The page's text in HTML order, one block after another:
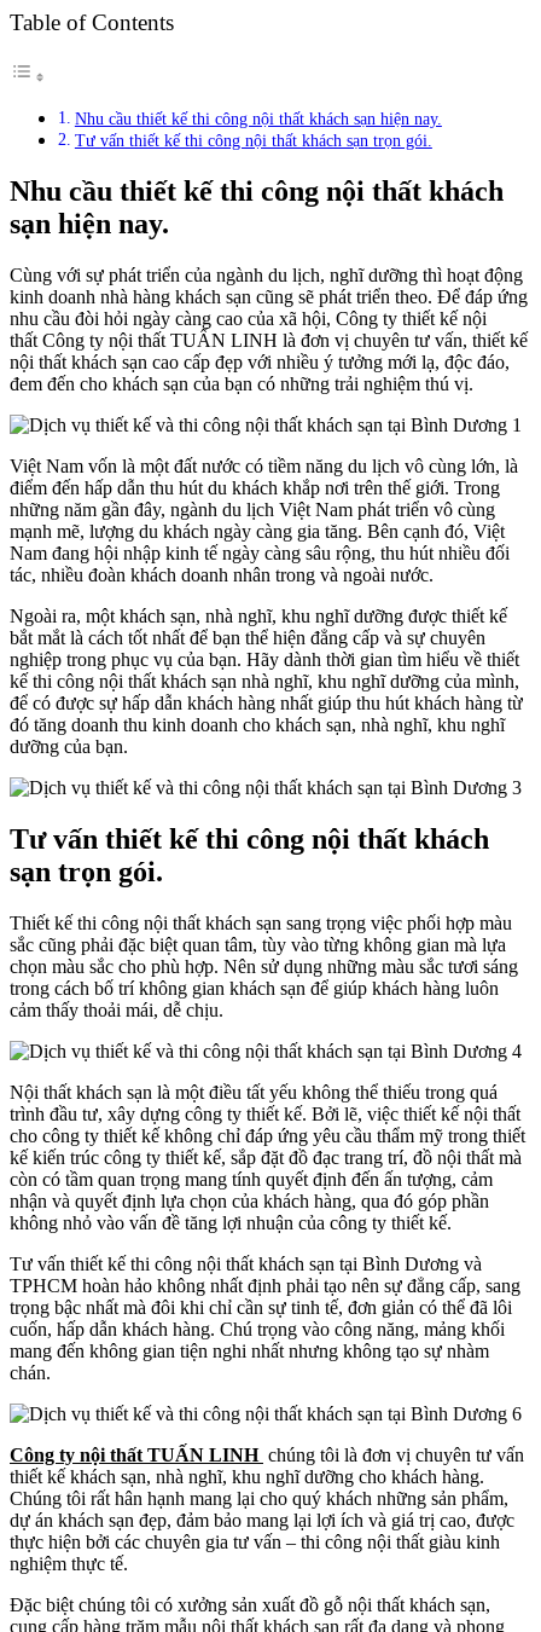
Table of Contents
Nhu cầu thiết kế thi công nội thất khách sạn hiện nay.
Tư vấn thiết kế thi công nội thất khách sạn trọn gói.
Nhu cầu thiết kế thi công nội thất khách
sạn hiện nay.
Cùng với sự phát triển của ngành du lịch, nghĩ dưỡng thì hoạt động
kinh doanh nhà hàng khách sạn cũng sẽ phát triển theo. Để đáp ứng
nhu cầu đòi hỏi ngày càng cao của xã hội, Công ty thiết kế nội
thất Công ty nội thất TUẤN LINH là đơn vị chuyên tư vấn, thiết kế
nội thất khách sạn cao cấp đẹp với nhiều ý tưởng mới lạ, độc đáo,
đem đến cho khách sạn của bạn có những trải nghiệm thú vị.
Việt Nam vốn là một đất nước có tiềm năng du lịch vô cùng lớn, là
điểm đến hấp dẫn thu hút du khách khắp nơi trên thế giới. Trong
những năm gần đây, ngành du lịch Việt Nam phát triển vô cùng
mạnh mẽ, lượng du khách ngày càng gia tăng. Bên cạnh đó, Việt
Nam đang hội nhập kinh tế ngày càng sâu rộng, thu hút nhiều đối
tác, nhiều đoàn khách doanh nhân trong và ngoài nước.
Ngoài ra, một khách sạn, nhà nghĩ, khu nghĩ dưỡng được thiết kế
bắt mắt là cách tốt nhất để bạn thể hiện đẳng cấp và sự chuyên
nghiệp trong phục vụ của bạn. Hãy dành thời gian tìm hiểu về thiết
kế thi công nội thất khách sạn nhà nghĩ, khu nghĩ dưỡng của mình,
để có được sự hấp dẫn khách hàng nhất giúp thu hút khách hàng từ
đó tăng doanh thu kinh doanh cho khách sạn, nhà nghĩ, khu nghĩ
dưỡng của bạn.
Tư vấn thiết kế thi công nội thất khách
sạn trọn gói.
Thiết kế thi công nội thất khách sạn sang trọng việc phối hợp màu
sắc cũng phải đặc biệt quan tâm, tùy vào từng không gian mà lựa
chọn màu sắc cho phù hợp. Nên sử dụng những màu sắc tươi sáng
trong cách bố trí không gian khách sạn để giúp khách hàng luôn
cảm thấy thoải mái, dễ chịu.
Nội thất khách sạn là một điều tất yếu không thể thiếu trong quá
trình đầu tư, xây dựng công ty thiết kế. Bởi lẽ, việc thiết kế nội thất
cho công ty thiết kế không chỉ đáp ứng yêu cầu thẩm mỹ trong thiết
kế kiến trúc công ty thiết kế, sắp đặt đồ đạc trang trí, đồ nội thất mà
còn có tầm quan trọng mang tính quyết định đến ấn tượng, cảm
nhận và quyết định lựa chọn của khách hàng, qua đó góp phần
không nhỏ vào vấn đề tăng lợi nhuận của công ty thiết kế.
Tư vấn thiết kế thi công nội thất khách sạn tại Bình Dương và
TPHCM hoàn hảo không nhất định phải tạo nên sự đẳng cấp, sang
trọng bậc nhất mà đôi khi chỉ cần sự tinh tế, đơn giản có thể đã lôi
cuốn, hấp dẫn khách hàng. Chú trọng vào công năng, mảng khối
mang đến không gian tiện nghi nhất nhưng không tạo sự nhàm
chán.
Công ty nội thất TUẤN LINH chúng tôi là đơn vị chuyên tư vấn
thiết kế khách sạn, nhà nghĩ, khu nghĩ dưỡng cho khách hàng.
Chúng tôi rất hân hạnh mang lại cho quý khách những sản phẩm,
dự án khách sạn đẹp, đảm bảo mang lại lợi ích và giá trị cao, được
thực hiện bởi các chuyên gia tư vấn – thi công nội thất giàu kinh
nghiệm thực tế.
Đặc biệt chúng tôi có xưởng sản xuất đồ gỗ nội thất khách sạn,
cung cấp hàng trăm mẫu nội thất khách sạn rất đa dạng và phong